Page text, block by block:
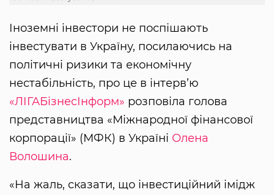
Іноземні інвестори не поспішають
інвестувати в Україну, посилаючись на
політичні ризики та економічну
нестабільність, про це в інтерв’ю
«ЛІГАБізнесІнформ» розповіла голова
представництва «Міжнародної фінансової
корпорації» (МФК) в Україні Олена
Волошина.
«На жаль, сказати, що інвестиційний імідж